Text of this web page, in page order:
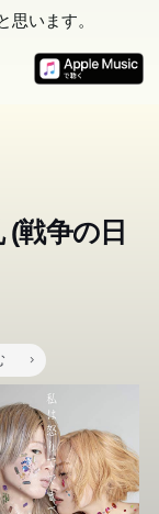
思います。
(戦争の日